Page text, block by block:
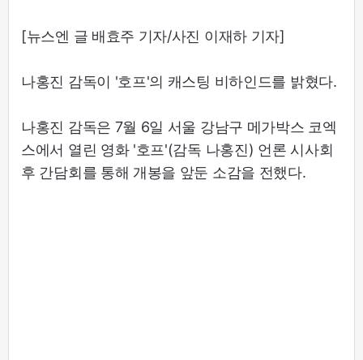
[뉴스엔 글 배효주 기자/사진 이재하 기자]
나홍진 감독이 '호프'의 캐스팅 비하인드를 밝혔다.
나홍진 감독은 7월 6일 서울 강남구 메가박스 코엑
스에서 열린 영화 '호프'(감독 나홍진) 언론 시사회
후 간담회를 통해 개봉을 앞둔 소감을 전했다.